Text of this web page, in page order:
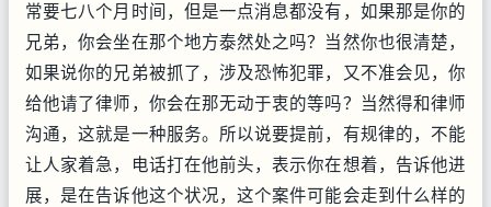
常要七八个月时间，但是一点消息都没有，如果那是你的
兄弟，你会坐在那个地方泰然处之吗？当然你也很清楚，
如果说你的兄弟被抓了，涉及恐怖犯罪，又不准会见，你
给他请了律师，你会在那无动于衷的等吗？当然得和律师
沟通，这就是一种服务。所以说要提前，有规律的，不能
让人家着急，电话打在他前头，表示你在想着，告诉他进
展，是在告诉他这个状况，这个案件可能会走到什么样的